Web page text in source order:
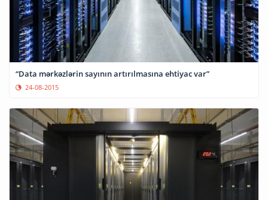
“Data mərkəzlərin sayının artırılmasına ehtiyac var”
24-08-2015